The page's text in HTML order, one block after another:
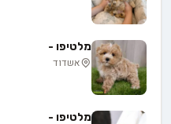
מלטיפו -
אשדוד
מלטיפו -